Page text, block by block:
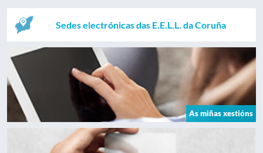
Sedes electrónicas das E.E.L.L. da Coruña
As miñas xestións